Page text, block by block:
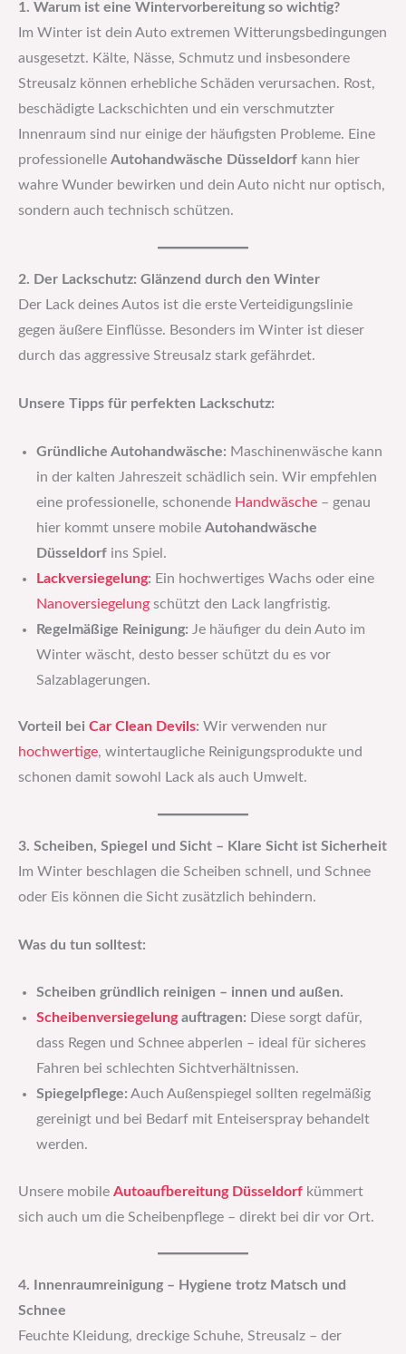
1. Warum ist eine Wintervorbereitung so wichtig?
Im Winter ist dein Auto extremen Witterungsbedingungen
ausgesetzt. Kälte, Nässe, Schmutz und insbesondere
Streusalz können erhebliche Schäden verursachen. Rost,
beschädigte Lackschichten und ein verschmutzter
Innenraum sind nur einige der häufigsten Probleme. Eine
professionelle Autohandwäsche Düsseldorf kann hier
wahre Wunder bewirken und dein Auto nicht nur optisch,
sondern auch technisch schützen.
2. Der Lackschutz: Glänzend durch den Winter
Der Lack deines Autos ist die erste Verteidigungslinie
gegen äußere Einflüsse. Besonders im Winter ist dieser
durch das aggressive Streusalz stark gefährdet.
Unsere Tipps für perfekten Lackschutz:
Gründliche Autohandwäsche: Maschinenwäsche kann
in der kalten Jahreszeit schädlich sein. Wir empfehlen
eine professionelle, schonende Handwäsche – genau
hier kommt unsere mobile Autohandwäsche
Düsseldorf ins Spiel.
Lackversiegelung: Ein hochwertiges Wachs oder eine
Nanoversiegelung schützt den Lack langfristig.
Regelmäßige Reinigung: Je häufiger du dein Auto im
Winter wäscht, desto besser schützt du es vor
Salzablagerungen.
Vorteil bei Car Clean Devils: Wir verwenden nur
hochwertige, wintertaugliche Reinigungsprodukte und
schonen damit sowohl Lack als auch Umwelt.
3. Scheiben, Spiegel und Sicht – Klare Sicht ist Sicherheit
Im Winter beschlagen die Scheiben schnell, und Schnee
oder Eis können die Sicht zusätzlich behindern.
Was du tun solltest:
Scheiben gründlich reinigen – innen und außen.
Scheibenversiegelungauftragen: Diese sorgt dafür,
dass Regen und Schnee abperlen – ideal für sicheres
Fahren bei schlechten Sichtverhältnissen.
Spiegelpflege: Auch Außenspiegel sollten regelmäßig
gereinigt und bei Bedarf mit Enteiserspray behandelt
werden.
Unsere mobile Autoaufbereitung Düsseldorf kümmert
sich auch um die Scheibenpflege – direkt bei dir vor Ort.
4. Innenraumreinigung – Hygiene trotz Matsch und
Schnee
Feuchte Kleidung, dreckige Schuhe, Streusalz – der